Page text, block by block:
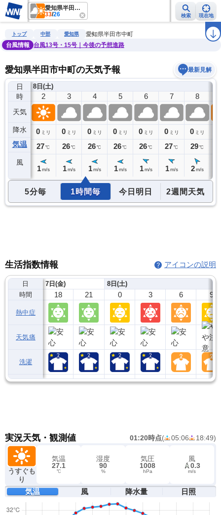
愛知県半田市中町
33/26 検索 現在地
雨雲レーダー 台風情報 地震情報 警報・注意報 ラ
トップ 中部 愛知県
愛知県半田市中町
台風情報
台風13号・15号｜今後の予想進路
愛知県半田市中町の天気予報 最新見解
日
時
天気
降水
気温
風
8日(土)
1
0ミリ
27℃
2
0 ミリ
27℃
1 m/s
3
0 ミリ
26℃
1 m/s
4
0 ミリ
26℃
1 m/s
5
0 ミリ
26℃
1 m/s
6
0 ミリ
26℃
1 m/s
7
0 ミリ
27℃
1 m/s
8
0 ミリ
29℃
2 m/s
5分毎 1時間毎 今日明日 2週間天気
生活指数情報 アイコンの説明
日
時間
熱中症
天気痛
洗濯
7日(金)
18 21
8日(土)
0 3 6 9
実況天気・観測値 01:20時点( 05:06 18:49)
うすぐも
り
気温
27.1
℃
湿度
90
%
気圧
1008
hPa
風
0.3
m/s
気温 風 降水量 日照